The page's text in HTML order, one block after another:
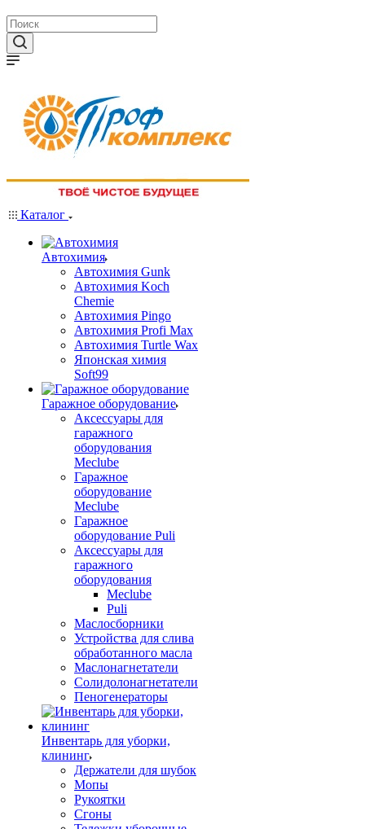
Каталог
Автохимия
Автохимия Gunk
Автохимия Koch
Chemie
Автохимия Pingo
Автохимия Profi Max
Автохимия Turtle Wax
Японская химия
Soft99
Гаражное оборудование
Аксессуары для
гаражного
оборудования
Meclube
Гаражное
оборудование
Meclube
Гаражное
оборудование Puli
Аксессуары для
гаражного
оборудования
Meclube
Puli
Маслосборники
Устройства для слива
обработанного масла
Маслонагнетатели
Солидолонагнетатели
Пеногенераторы
Инвентарь для уборки,
клининг
Держатели для шубок
Мопы
Рукоятки
Сгоны